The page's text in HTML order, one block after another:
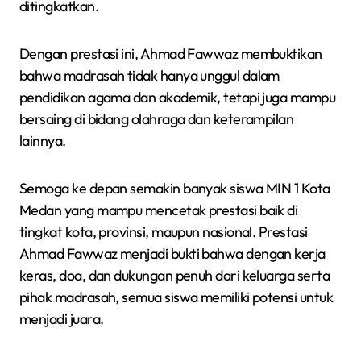
ditingkatkan.
Dengan prestasi ini, Ahmad Fawwaz membuktikan
bahwa madrasah tidak hanya unggul dalam
pendidikan agama dan akademik, tetapi juga mampu
bersaing di bidang olahraga dan keterampilan
lainnya.
Semoga ke depan semakin banyak siswa MIN 1 Kota
Medan yang mampu mencetak prestasi baik di
tingkat kota, provinsi, maupun nasional. Prestasi
Ahmad Fawwaz menjadi bukti bahwa dengan kerja
keras, doa, dan dukungan penuh dari keluarga serta
pihak madrasah, semua siswa memiliki potensi untuk
menjadi juara.